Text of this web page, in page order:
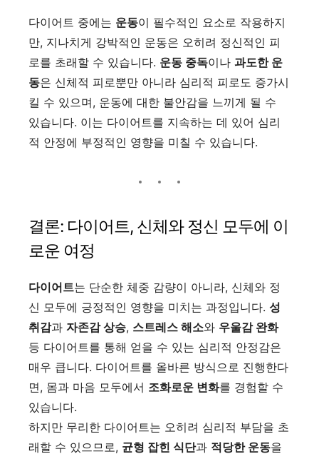
다이어트 중에는 운동이 필수적인 요소로 작용하지
만, 지나치게 강박적인 운동은 오히려 정신적인 피
로를 초래할 수 있습니다. 운동 중독이나 과도한 운
동은 신체적 피로뿐만 아니라 심리적 피로도 증가시
킬 수 있으며, 운동에 대한 불안감을 느끼게 될 수
있습니다. 이는 다이어트를 지속하는 데 있어 심리
적 안정에 부정적인 영향을 미칠 수 있습니다.
결론: 다이어트, 신체와 정신 모두에 이
로운 여정
다이어트는 단순한 체중 감량이 아니라, 신체와 정
신 모두에 긍정적인 영향을 미치는 과정입니다. 성
취감과 자존감 상승, 스트레스 해소와 우울감 완화
등 다이어트를 통해 얻을 수 있는 심리적 안정감은
매우 큽니다. 다이어트를 올바른 방식으로 진행한다
면, 몸과 마음 모두에서 조화로운 변화를 경험할 수
있습니다.
하지만 무리한 다이어트는 오히려 심리적 부담을 초
래할 수 있으므로, 균형 잡힌 식단과 적당한 운동을